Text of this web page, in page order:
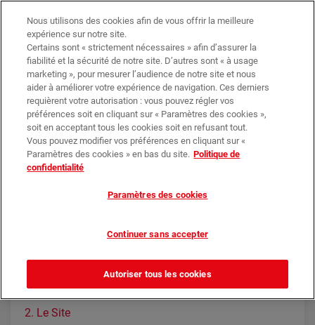
0
CGU
Conditions Générales
de Vente
1. Objet
2. Le Site
Nous utilisons des cookies afin de vous offrir la meilleure
expérience sur notre site.
Certains sont « strictement nécessaires » afin d’assurer la
fiabilité et la sécurité de notre site. D’autres sont « à usage
marketing », pour mesurer l’audience de notre site et nous
aider à améliorer votre expérience de navigation. Ces derniers
requièrent votre autorisation : vous pouvez régler vos
préférences soit en cliquant sur « Paramètres des cookies »,
soit en acceptant tous les cookies soit en refusant tout.
Vous pouvez modifier vos préférences en cliquant sur «
Paramètres des cookies » en bas du site. Politique de
confidentialité
Paramètres des cookies
Continuer sans accepter
Autoriser tous les cookies